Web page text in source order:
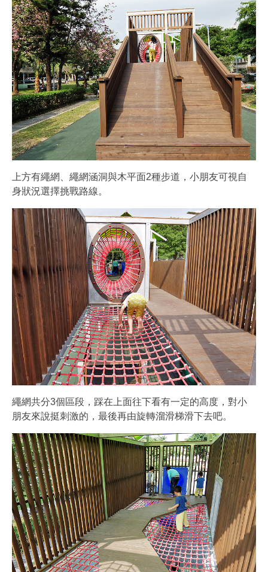
上方有繩網、繩網涵洞與木平面2種步道，小朋友可視自
身狀況選擇挑戰路線。
繩網共分3個區段，踩在上面往下看有一定的高度，對小
朋友來說挺刺激的，最後再由旋轉溜滑梯滑下去吧。